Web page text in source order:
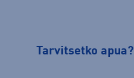
Tarvitsetko apua?